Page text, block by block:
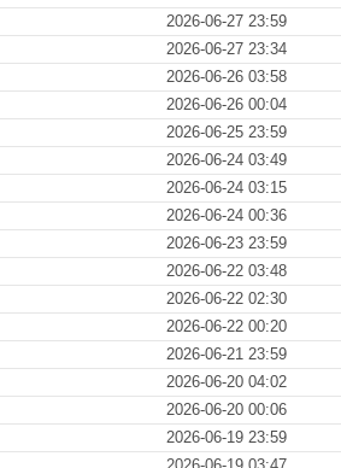
2026-06-27 23:59
2026-06-27 23:34
2026-06-26 03:58
2026-06-26 00:04
2026-06-25 23:59
2026-06-24 03:49
2026-06-24 03:15
2026-06-24 00:36
2026-06-23 23:59
2026-06-22 03:48
2026-06-22 02:30
2026-06-22 00:20
2026-06-21 23:59
2026-06-20 04:02
2026-06-20 00:06
2026-06-19 23:59